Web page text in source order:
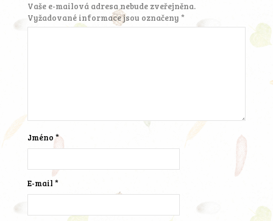
Vaše e-mailová adresa nebude zveřejněna.
Vyžadované informace jsou označeny *
Jméno*
E-mail *